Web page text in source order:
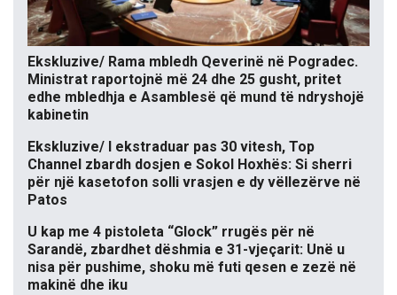
Ekskluzive/ Rama mbledh Qeverinë në Pogradec.
Ministrat raportojnë më 24 dhe 25 gusht, pritet
edhe mbledhja e Asamblesë që mund të ndryshojë
kabinetin
Ekskluzive/ I ekstraduar pas 30 vitesh, Top
Channel zbardh dosjen e Sokol Hoxhës: Si sherri
për një kasetofon solli vrasjen e dy vëllezërve në
Patos
U kap me 4 pistoleta “Glock” rrugës për në
Sarandë, zbardhet dëshmia e 31-vjeçarit: Unë u
nisa për pushime, shoku më futi qesen e zezë në
makinë dhe iku